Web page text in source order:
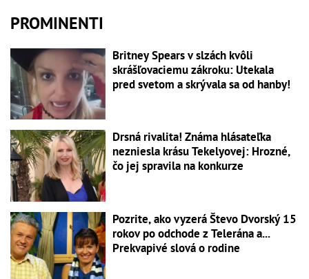
PROMINENTI
Britney Spears v slzách kvôli
skrášľovaciemu zákroku: Utekala
pred svetom a skrývala sa od hanby!
Drsná rivalita! Známa hlásateľka
nezniesla krásu Tekelyovej: Hrozné,
čo jej spravila na konkurze
Pozrite, ako vyzerá Števo Dvorský 15
rokov po odchode z Telerána a...
Prekvapivé slová o rodine